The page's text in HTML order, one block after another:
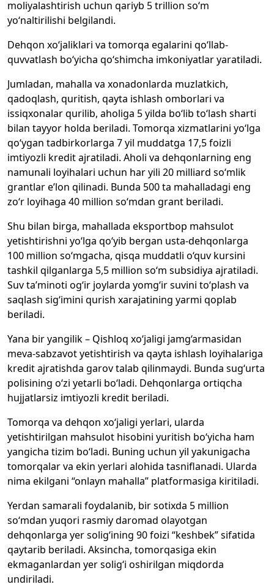
moliyalashtirish uchun qariyb 5 trillion so‘m
yo‘naltirilishi belgilandi.
Dehqon xo‘jaliklari va tomorqa egalarini qo‘llab-
quvvatlash bo‘yicha qo‘shimcha imkoniyatlar yaratiladi.
Jumladan, mahalla va xonadonlarda muzlatkich,
qadoqlash, quritish, qayta ishlash omborlari va
issiqxonalar qurilib, aholiga 5 yilda bo‘lib to‘lash sharti
bilan tayyor holda beriladi. Tomorqa xizmatlarini yo‘lga
qo‘ygan tadbirkorlarga 7 yil muddatga 17,5 foizli
imtiyozli kredit ajratiladi. Aholi va dehqonlarning eng
namunali loyihalari uchun har yili 20 milliard so‘mlik
grantlar e’lon qilinadi. Bunda 500 ta mahalladagi eng
zo‘r loyihaga 40 million so‘mdan grant beriladi.
Shu bilan birga, mahallada eksportbop mahsulot
yetishtirishni yo‘lga qo‘yib bergan usta-dehqonlarga
100 million so‘mgacha, qisqa muddatli o‘quv kursini
tashkil qilganlarga 5,5 million so‘m subsidiya ajratiladi.
Suv ta’minoti og‘ir joylarda yomg‘ir suvini to‘plash va
saqlash sig‘imini qurish xarajatining yarmi qoplab
beriladi.
Yana bir yangilik – Qishloq xo‘jaligi jamg‘armasidan
meva-sabzavot yetishtirish va qayta ishlash loyihalariga
kredit ajratishda garov talab qilinmaydi. Bunda sug‘urta
polisining o‘zi yetarli bo‘ladi. Dehqonlarga ortiqcha
hujjatlarsiz imtiyozli kredit beriladi.
Tomorqa va dehqon xo‘jaligi yerlari, ularda
yetishtirilgan mahsulot hisobini yuritish bo‘yicha ham
yangicha tizim bo‘ladi. Buning uchun yil yakunigacha
tomorqalar va ekin yerlari alohida tasniflanadi. Ularda
nima ekilgani “onlayn mahalla” platformasiga kiritiladi.
Yerdan samarali foydalanib, bir sotixda 5 million
so‘mdan yuqori rasmiy daromad olayotgan
dehqonlarga yer solig‘ining 90 foizi “keshbek” sifatida
qaytarib beriladi. Aksincha, tomorqasiga ekin
ekmaganlardan yer solig‘i oshirilgan miqdorda
undiriladi.